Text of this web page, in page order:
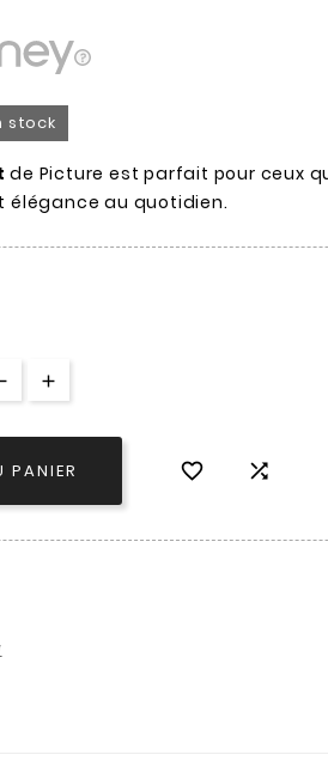
stock
de Picture est parfait pour ceux
élégance au quotidien.
PANIER  